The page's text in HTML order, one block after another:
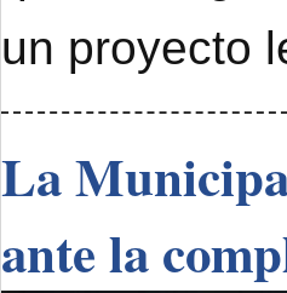
un proyecto
La
ante la